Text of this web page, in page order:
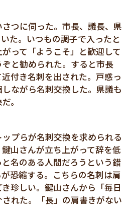
つに伺った。市長、議長、県
た。いつもの調子で入ったと
って「ようこそ」と歓迎して
と勧められた。すると市長
付き名刺を出された。戸惑っ
ながら名刺交換した。県議も
。
プらが名刺交換を求められる
山さんが立ち上がって辞を低
名のある人間だろうという錯
恐縮する。こちらの名刺は肩
珍しい。鍵山さんから「毎日
れた。「長」の肩書きがない